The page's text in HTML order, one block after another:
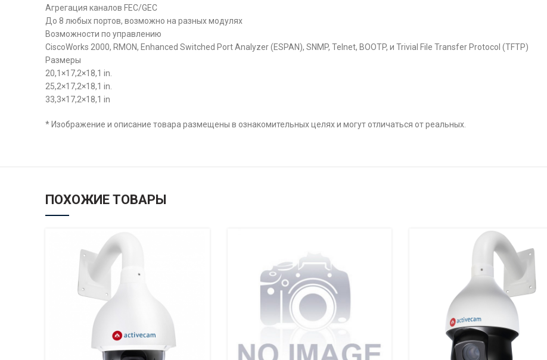
Агрегация каналов FEC/GEC
До 8 любых портов, возможно на разных модулях
Возможности по управлению
CiscoWorks 2000, RMON, Enhanced Switched Port Analyzer (ESPAN), SNMP, Telnet, BOOTP, и Trivial File Transfer Protocol (TFTP)
Размеры
20,1×17,2×18,1 in.
25,2×17,2×18,1 in.
33,3×17,2×18,1 in
* Изображение и описание товара размещены в ознакомительных целях и могут отличаться от реальных.
ПОХОЖИЕ ТОВАРЫ